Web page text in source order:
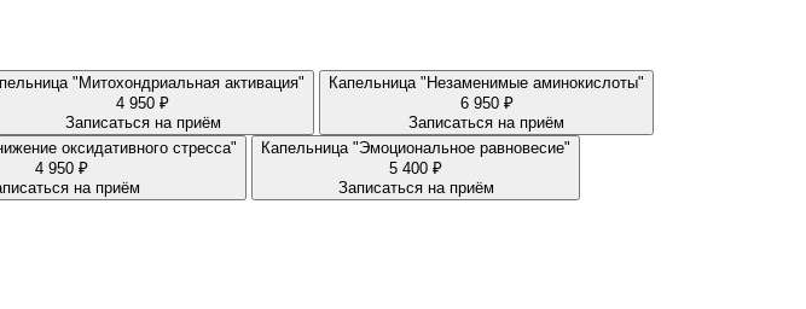
"Митохондриальная активация"
4 950 ₽
Записаться на приём
Капельница "Незаменимые аминокислоты"
6 950 ₽
Записаться на приём
оксидативного стресса"
4 950 ₽
на приём
Капельница "Эмоциональное равновесие"
5 400 ₽
Записаться на приём